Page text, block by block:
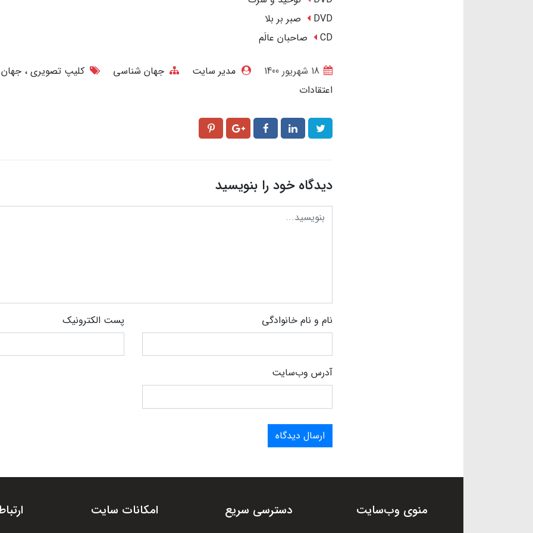
DVD صبر بر بلا
CD صاحبان عالَم
مدیر سایت جهان شناسی کلیپ تصویری
اعتقادات
دیدگاه خود را بنویسید
نام و نام خانوادگی پست الکترونیک
آدرس وب‌سایت
ارسال دیدگاه
منوی وب‌سایت دسترسی سریع امکانات سایت